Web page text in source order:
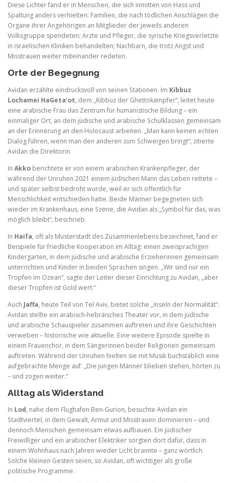
Diese Lichter fand er in Menschen, die sich inmitten von Hass und
Spaltung anders verhielten: Familien, die nach tödlichen Anschlägen die
Organe ihrer Angehörigen an Mitglieder der jeweils anderen
Volksgruppe spendeten; Ärzte und Pfleger, die syrische Kriegsverletzte
in israelischen Kliniken behandelten; Nachbarn, die trotz Angst und
Misstrauen weiter miteinander redeten.
Orte der Begegnung
Avidan erzählte eindrucksvoll von seinen Stationen. Im Kibbuz
Lochamei HaGeta’ot, dem „Kibbuz der Ghettokämpfer“, leitet heute
eine arabische Frau das Zentrum für humanistische Bildung – ein
einmaliger Ort, an dem jüdische und arabische Schulklassen gemeinsam
an der Erinnerung an den Holocaust arbeiten. „Man kann keinen echten
Dialog führen, wenn man den anderen zum Schweigen bringt“, zitierte
Avidan die Direktorin.
In Akko berichtete er von einem arabischen Krankenpfleger, der
während der Unruhen 2021 einem jüdischen Mann das Leben rettete –
und später selbst bedroht wurde, weil er sich öffentlich für
Menschlichkeit entschieden hatte. Beide Männer begegneten sich
wieder im Krankenhaus, eine Szene, die Avidan als „Symbol für das, was
möglich bleibt“, beschrieb.
In Haifa, oft als Musterstadt des Zusammenlebens bezeichnet, fand er
Beispiele für friedliche Kooperation im Alltag: einen zweisprachigen
Kindergarten, in dem jüdische und arabische Erzieherinnen gemeinsam
unterrichten und Kinder in beiden Sprachen singen. „Wir sind nur ein
Tropfen im Ozean“, sagte der Leiter dieser Einrichtung zu Avidan, „aber
dieser Tropfen ist Gold wert.“
Auch Jaffa, heute Teil von Tel Aviv, bietet solche „Inseln der Normalität“.
Avidan stellte ein arabisch-hebräisches Theater vor, in dem jüdische
und arabische Schauspieler zusammen auftreten und ihre Geschichten
verweben – historische wie aktuelle. Eine weitere Episode spielte in
einem Frauenchor, in dem Sängerinnen beider Religionen gemeinsam
auftreten. Während der Unruhen hielten sie mit Musik buchstäblich eine
aufgebrachte Menge auf: „Die jungen Männer blieben stehen, hörten zu
– und zogen weiter.“
Alltag als Widerstand
In Lod, nahe dem Flughafen Ben-Gurion, besuchte Avidan ein
Stadtviertel, in dem Gewalt, Armut und Misstrauen dominieren – und
dennoch Menschen gemeinsam etwas aufbauen. Ein jüdischer
Freiwilliger und ein arabischer Elektriker sorgten dort dafür, dass in
einem Wohnhaus nach Jahren wieder Licht brannte – ganz wörtlich.
Solche kleinen Gesten seien, so Avidan, oft wichtiger als große
politische Programme.